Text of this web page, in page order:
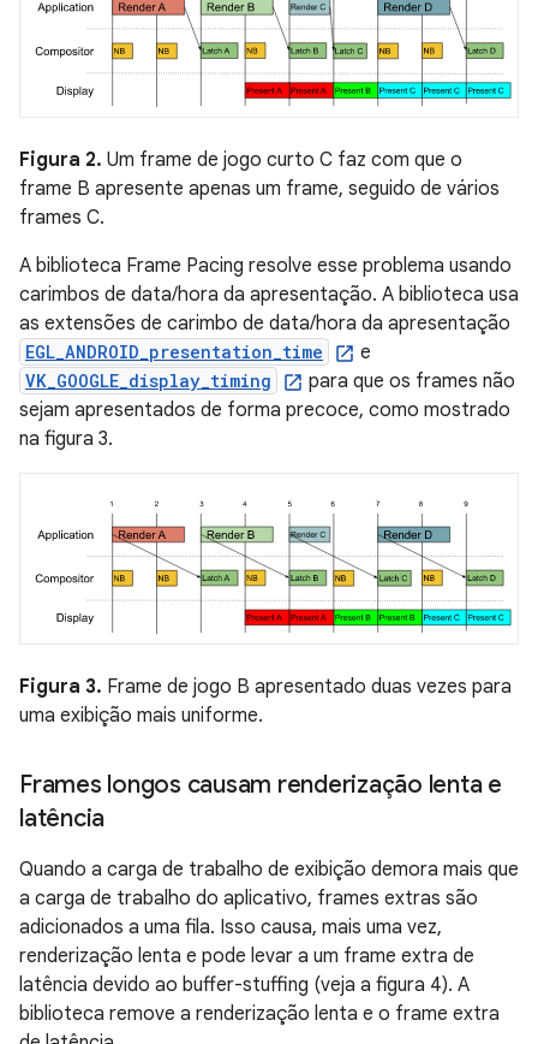
Figura 2. Um frame de jogo curto C faz com que o
frame B apresente apenas um frame, seguido de vários
frames C.
A biblioteca Frame Pacing resolve esse problema usando
carimbos de data/hora da apresentação. A biblioteca usa
as extensões de carimbo de data/hora da apresentação
EGL_ANDROID_presentation_time e
VK_GOOGLE_display_timing
para que os frames não
sejam apresentados de forma precoce, como mostrado
na figura 3.
Figura 3. Frame de jogo B apresentado duas vezes para
uma exibição mais uniforme.
Frames longos causam renderização lenta e
latência
Quando a carga de trabalho de exibição demora mais que
a carga de trabalho do aplicativo, frames extras são
adicionados a uma fila. Isso causa, mais uma vez,
renderização lenta e pode levar a um frame extra de
latência devido ao buffer-stuffing (veja a figura 4). A
biblioteca remove a renderização lenta e o frame extra